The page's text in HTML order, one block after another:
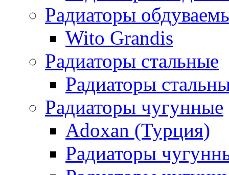
Радиаторы
Wito Grandis
Радиаторы стальные
Радиаторы
Радиаторы чугунные
Adoxan (Турция)
Радиаторы